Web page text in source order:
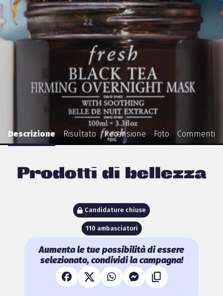
Descrizione Risultato Recensione Foto Commenti
Prodotti di bellezza
Candidature chiuse
110 ambasciatori
Aumenta le tue possibilità di essere
selezionato, condividi la campagna!